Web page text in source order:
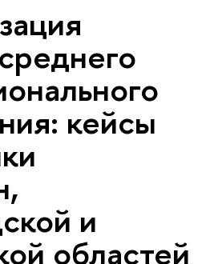
кейсы
и
областей